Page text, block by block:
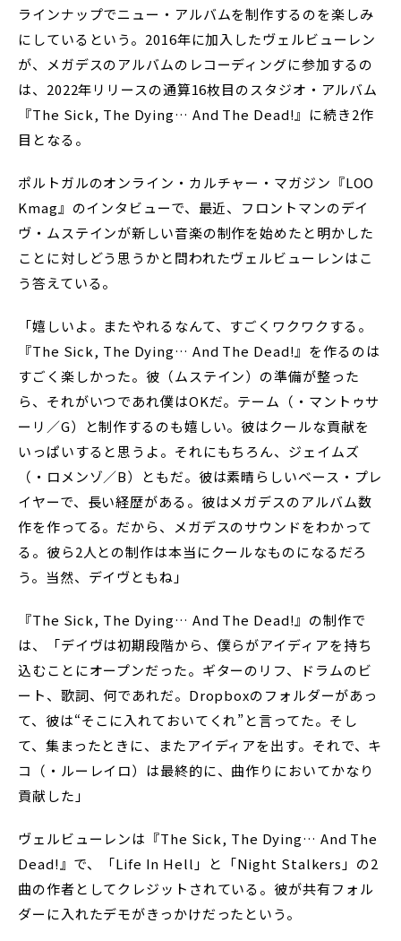
ラインナップでニュー・アルバムを制作するのを楽しみ
にしているという。2016年に加入したヴェルビューレン
が、メガデスのアルバムのレコーディングに参加するの
は、2022年リリースの通算16枚目のスタジオ・アルバム
『The Sick, The Dying… And The Dead!』に続き2作
目となる。
ポルトガルのオンライン・カルチャー・マガジン『LOO
Kmag』のインタビューで、最近、フロントマンのデイ
ヴ・ムステインが新しい音楽の制作を始めたと明かした
ことに対しどう思うかと問われたヴェルビューレンはこ
う答えている。
「嬉しいよ。またやれるなんて、すごくワクワクする。
『The Sick, The Dying… And The Dead!』を作るのは
すごく楽しかった。彼（ムステイン）の準備が整った
ら、それがいつであれ僕はOKだ。テーム（・マントゥサ
ーリ／G）と制作するのも嬉しい。彼はクールな貢献を
いっぱいすると思うよ。それにもちろん、ジェイムズ
（・ロメンゾ／B）ともだ。彼は素晴らしいベース・プレ
イヤーで、長い経歴がある。彼はメガデスのアルバム数
作を作ってる。だから、メガデスのサウンドをわかって
る。彼ら2人との制作は本当にクールなものになるだろ
う。当然、デイヴともね」
『The Sick, The Dying… And The Dead!』の制作で
は、「デイヴは初期段階から、僕らがアイディアを持ち
込むことにオープンだった。ギターのリフ、ドラムのビ
ート、歌詞、何であれだ。Dropboxのフォルダーがあっ
て、彼は“そこに入れておいてくれ”と言ってた。そし
て、集まったときに、またアイディアを出す。それで、キ
コ（・ルーレイロ）は最終的に、曲作りにおいてかなり
貢献した」
ヴェルビューレンは『The Sick, The Dying… And The
Dead!』で、「Life In Hell」と「Night Stalkers」の2
曲の作者としてクレジットされている。彼が共有フォル
ダーに入れたデモがきっかけだったという。